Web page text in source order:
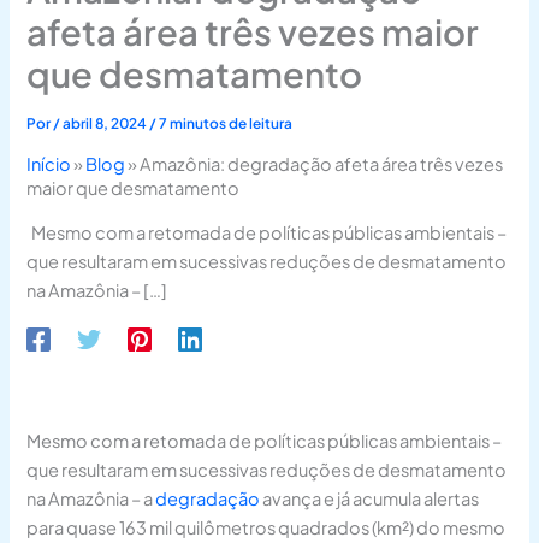
afeta área três vezes maior
que desmatamento
Por/abril 8, 2024 /7 minutos de leitura
Início» Blog»Amazônia: degradação afeta área três vezes
maior que desmatamento
Mesmo com a retomada de políticas públicas ambientais –
que resultaram em sucessivas reduções de desmatamento
na Amazônia – […]
Mesmo com a retomada de políticas públicas ambientais –
que resultaram em sucessivas reduções de desmatamento
na Amazônia – adegradação avança e já acumula alertas
para quase 163 mil quilômetros quadrados (km²) do mesmo